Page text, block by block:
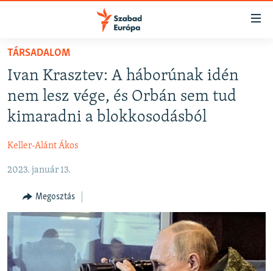
Akadálymentes
Ugrás
fő
oldalra
Ugrás
tartalomjegyzékre
AKTUÁLIS
PODCASTOK
ELEMZŐ
NER15
SZABADON
TÁRSADALOM
DEMOKRÁCIA
A PÉNZ NYOMÁBAN
TÁRSADALOM
Ivan Krasztev: A háborúnak idén
nem lesz vége, és Orbán sem tud
kimaradni a blokkosodásból
Keller-Alánt Ákos
2023. január 13.
Megosztás
FELIRATKOZÁS